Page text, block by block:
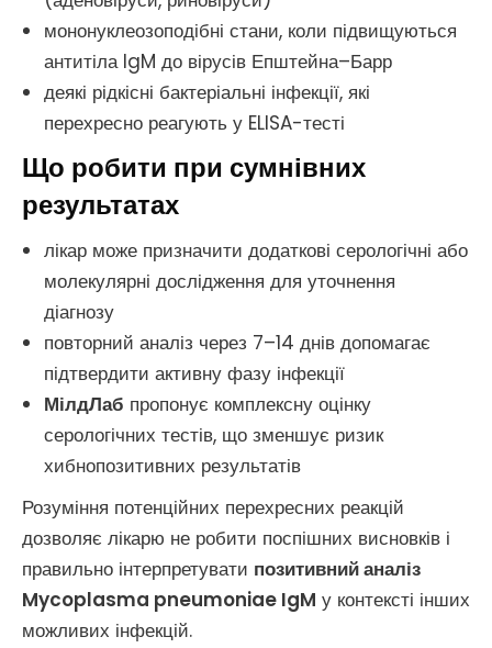
мононуклеозоподібні стани, коли підвищуються
антитіла IgM до вірусів Епштейна–Барр
деякі рідкісні бактеріальні інфекції, які
перехресно реагують у ELISA-тесті
Що робити при сумнівних
результатах
лікар може призначити додаткові серологічні або
молекулярні дослідження для уточнення
діагнозу
повторний аналіз через 7–14 днів допомагає
підтвердити активну фазу інфекції
МілдЛаб пропонує комплексну оцінку
серологічних тестів, що зменшує ризик
хибнопозитивних результатів
Розуміння потенційних перехресних реакцій
дозволяє лікарю не робити поспішних висновків і
правильно інтерпретувати позитивний аналіз
Mycoplasma pneumoniae IgM у контексті інших
можливих інфекцій.